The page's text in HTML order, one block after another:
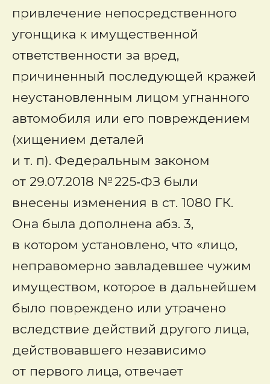
привлечение непосредственного
угонщика к имущественной
ответственности за вред,
причиненный последующей кражей
неустановленным лицом угнанного
автомобиля или его повреждением
(хищением деталей
и т. п). Федеральным законом
от 29.07.2018 № 225‑ФЗ были
внесены изменения в ст. 1080 ГК.
Она была дополнена абз. 3,
в котором установлено, что «лицо,
неправомерно завладевшее чужим
имуществом, которое в дальнейшем
было повреждено или утрачено
вследствие действий другого лица,
действовавшего независимо
от первого лица, отвечает